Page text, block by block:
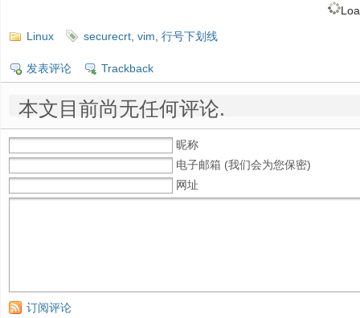
Linux
securecrt vim 行号下划线
发表评论 Trackback
本文目前尚无任何评论.
昵称
电子邮箱 (我们会为您保密)
网址
订阅评论